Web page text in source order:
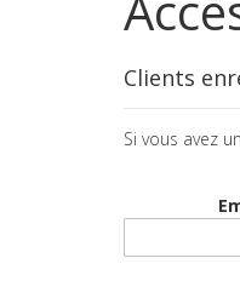
Clients
Si vous avez